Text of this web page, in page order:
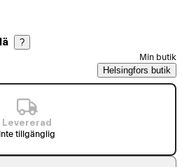
?
Min butik
Helsingfors butik
Levererad
Inte tillgänglig